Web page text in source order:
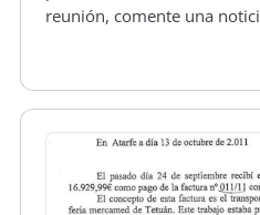
reunión, comente una
en general, de aquí que
nombre. Es muy